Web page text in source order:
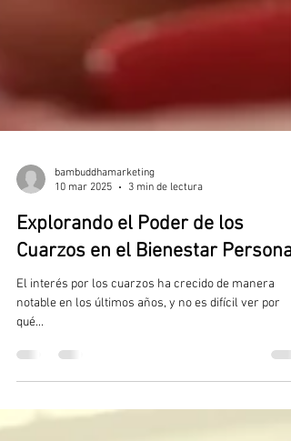
bambuddhamarketing
Explorando el Poder de los
Cuarzos en el Bienestar Personal
El interés por los cuarzos ha crecido de manera
notable en los últimos años, y no es difícil ver por